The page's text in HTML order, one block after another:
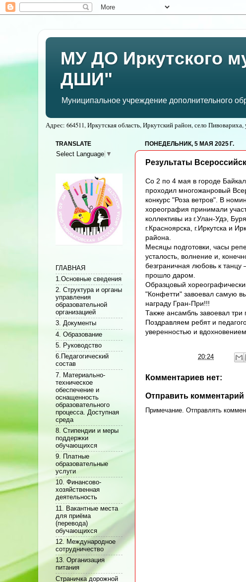
МУ ДО Иркутского
ДШИ"
Муниципальное учреждение дополнительного
Адрес: 664511, Иркутская область, Иркутский район, село Пивовариха,
ПОНЕДЕЛЬНИК, 5 МАЯ 2025 Г.
Результаты
Со 2 по 4 мая в городе
проходил многожанровый
конкурс "Роза ветров". В
хореография принимали
коллективы из г.Улан-Удэ,
г.Красноярска, г.Иркутска и
района.
Месяцы подготовки, часы
усталость, волнение и,
безграничная любовь к танцу
прошло даром.
Образцовый
"Конфетти" завоевал самую
награду Гран-При!!!
Также ансамбль завоевал три
Поздравляем ребят и
уверенностью и
20:24
Комментариев нет:
Отправить комментарий
Примечание. Отправлять
TRANSLATE
Select Language ▼
ГЛАВНАЯ
1.Основные сведения
2. Структура и органы
управления
образовательной
организацией
3. Документы
4. Образование
5. Руководство
6.Педагогический
состав
7. Материально-
техническое
обеспечение и
оснащенность
образовательного
процесса. Доступная
среда
8. Стипендии и меры
поддержки
обучающихся
9. Платные
образовательные
услуги
10. Финансово-
хозяйственная
деятельность
11. Вакантные места
для приёма
(перевода)
обучающихся
12. Международное
сотрудничество
13. Организация
питания
Cтраничка дорожной